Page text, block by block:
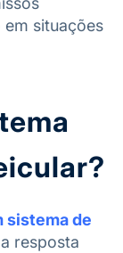
situações
sistema de
resposta